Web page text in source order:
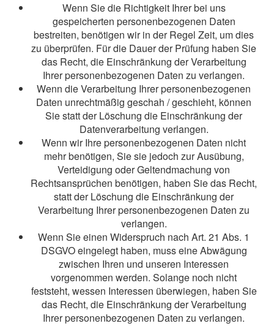
Wenn Sie die Richtigkeit Ihrer bei uns
gespeicherten personenbezogenen Daten
bestreiten, benötigen wir in der Regel Zeit, um dies
zu überprüfen. Für die Dauer der Prüfung haben Sie
das Recht, die Einschränkung der Verarbeitung
Ihrer personenbezogenen Daten zu verlangen.
Wenn die Verarbeitung Ihrer personenbezogenen
Daten unrechtmäßig geschah / geschieht, können
Sie statt der Löschung die Einschränkung der
Datenverarbeitung verlangen.
Wenn wir Ihre personenbezogenen Daten nicht
mehr benötigen, Sie sie jedoch zur Ausübung,
Verteidigung oder Geltendmachung von
Rechtsansprüchen benötigen, haben Sie das Recht,
statt der Löschung die Einschränkung der
Verarbeitung Ihrer personenbezogenen Daten zu
verlangen.
Wenn Sie einen Widerspruch nach Art. 21 Abs. 1
DSGVO eingelegt haben, muss eine Abwägung
zwischen Ihren und unseren Interessen
vorgenommen werden. Solange noch nicht
feststeht, wessen Interessen überwiegen, haben Sie
das Recht, die Einschränkung der Verarbeitung
Ihrer personenbezogenen Daten zu verlangen.